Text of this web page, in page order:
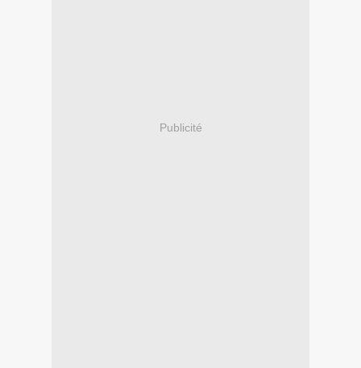
Publicité